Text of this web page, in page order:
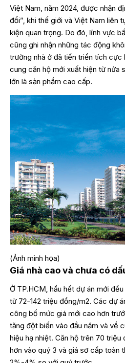
Việt Nam, năm 2024, được nhận
đổi”, khi thế giới và Việt Nam liên
kiện quan trọng. Do đó, lĩnh vực
cũng ghi nhận những tác động
trường nhà ở đã tiến triển tích cực
cung căn hộ mới xuất hiện từ nửa
lớn là sản phẩm cao cấp.
(Ảnh minh họa)
Giá nhà cao và chưa có
Ở TP.HCM, hầu hết dự án mới
từ 72-142 triệu đồng/m2. Các dự
công bố mức giá mới cao hơn
tăng đột biến vào đầu năm và về
hiệu hạ nhiệt. Căn hộ trên 70 triệu
hơn vào quý 3 và giá sơ cấp toàn